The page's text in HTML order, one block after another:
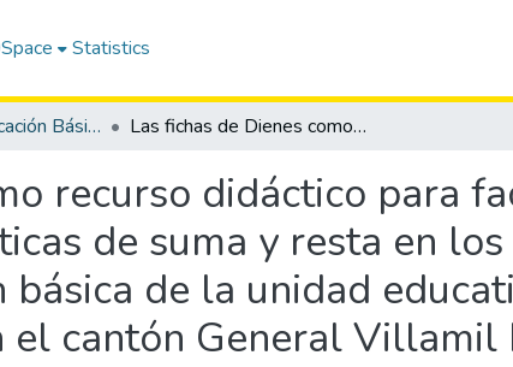
Statistics
Maestría en Educación Básica Las fichas de Dienes como recurso didáctico para facilitar el aprendizaje de operaciones matemáticas de suma y resta en los estudiantes de cuarto año de educación básica de la unidad educativa María Luisa Luque de Sotomayor, en el cantón General Villamil Playas.
recurso didáctico para
de suma y resta en
de la unidad
el cantón General Villamil